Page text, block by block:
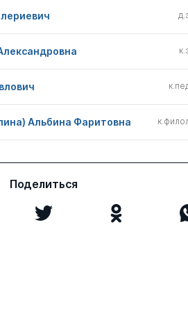
Альбина Фаритовна
Поделиться